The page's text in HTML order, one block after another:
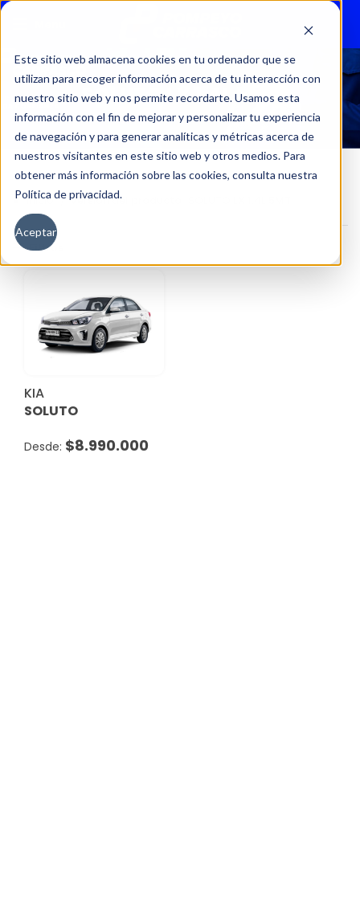
Este sitio web almacena cookies en tu ordenador que se
utilizan para recoger información acerca de tu interacción con
nuestro sitio web y nos permite recordarte. Usamos esta
información con el fin de mejorar y personalizar tu experiencia
de navegación y para generar analíticas y métricas acerca de
nuestros visitantes en este sitio web y otros medios. Para
obtener más información sobre las cookies, consulta nuestra
Política de privacidad.
Aceptar
SOLUTO LX 1.4L 5MT
Inicio Versión del producto
Filtros
KIA
SOLUTO
$8.990.000